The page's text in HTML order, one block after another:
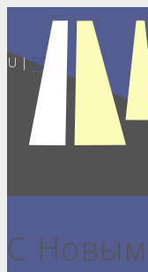
RU |ES
С